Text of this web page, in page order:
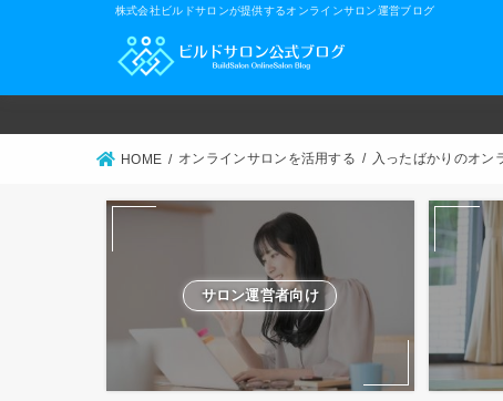
株式会社ビルドサロンが提供するオンラインサロン運営ブログ
HOME オンラインサロンを活用する 入ったばかりのオン
サロン運営者向け